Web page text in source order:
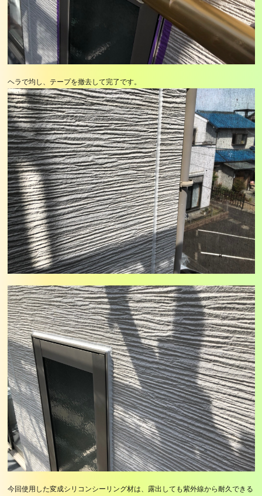
ヘラで均し、テープを撤去して完了です。
今回使用した変成シリコンシーリング材は、露出しても紫外線から耐久できる